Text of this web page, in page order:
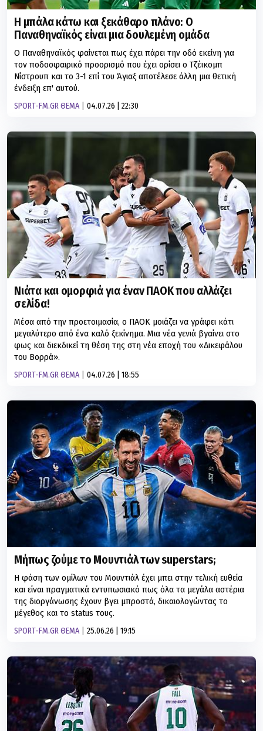
Η μπάλα κάτω και ξεκάθαρο πλάνο: Ο
Παναθηναϊκός είναι μια δουλεμένη ομάδα
Ο Παναθηναϊκός φαίνεται πως έχει πάρει την οδό εκείνη για
τον ποδοσφαιρικό προορισμό που έχει ορίσει ο Τζέικομπ
Νίστρουπ και το 3-1 επί του Άγιαξ αποτέλεσε άλλη μια θετική
ένδειξη επ' αυτού.
SPORT-FM.GR ΘΕΜΑ 04.07.26 | 22:30
Νιάτα και ομορφιά για έναν ΠΑΟΚ που αλλάζει
σελίδα!
Μέσα από την προετοιμασία, ο ΠΑΟΚ μοιάζει να γράφει κάτι
μεγαλύτερο από ένα καλό ξεκίνημα. Μια νέα γενιά βγαίνει στο
φως και διεκδικεί τη θέση της στη νέα εποχή του «Δικεφάλου
του Βορρά».
SPORT-FM.GR ΘΕΜΑ 04.07.26 | 18:55
Μήπως ζούμε το Μουντιάλ των superstars;
Η φάση των ομίλων του Μουντιάλ έχει μπει στην τελική ευθεία
και είναι πραγματικά εντυπωσιακό πως όλα τα μεγάλα αστέρια
της διοργάνωσης έχουν βγει μπροστά, δικαιολογώντας το
μέγεθος και το status τους.
SPORT-FM.GR ΘΕΜΑ 25.06.26 | 19:15